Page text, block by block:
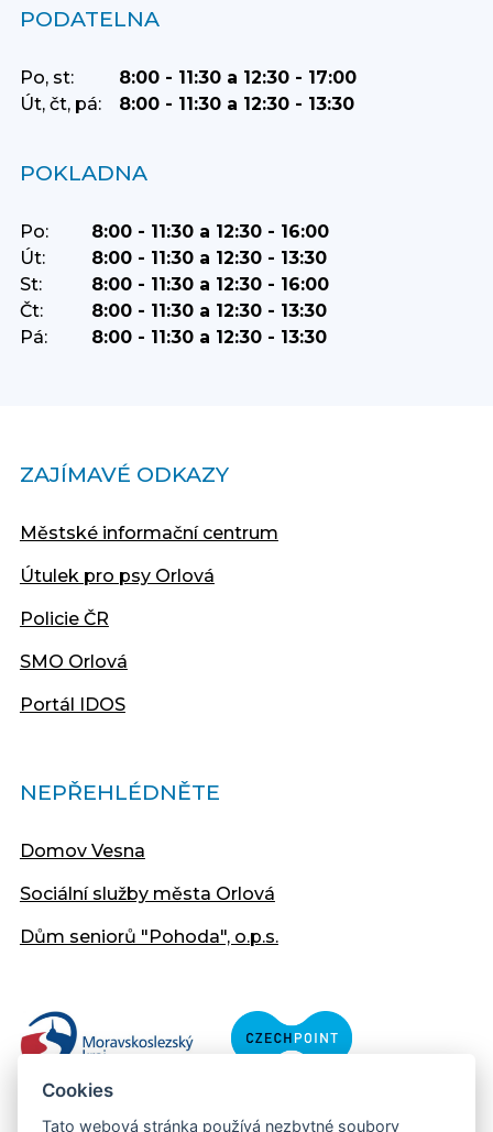
PODATELNA
Po, st:
8:00 - 11:30 a 12:30 - 17:00
Út, čt, pá:
8:00 - 11:30 a 12:30 - 13:30
POKLADNA
Po:
8:00 - 11:30 a 12:30 - 16:00
Út:
8:00 - 11:30 a 12:30 - 13:30
St:
8:00 - 11:30 a 12:30 - 16:00
Čt:
8:00 - 11:30 a 12:30 - 13:30
Pá:
8:00 - 11:30 a 12:30 - 13:30
ZAJÍMAVÉ ODKAZY
Městské informační centrum
Útulek pro psy Orlová
Policie ČR
SMO Orlová
Portál IDOS
NEPŘEHLÉDNĚTE
Domov Vesna
Sociální služby města Orlová
Dům seniorů "Pohoda", o.p.s.
Cookies
Tato webová stránka používá nezbytné soubory